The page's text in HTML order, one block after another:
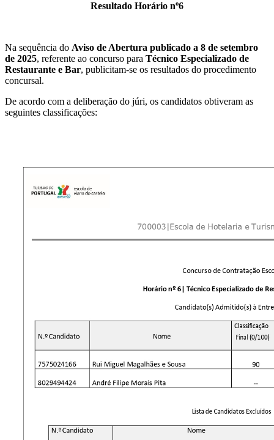
Resultado Horário nº6
Na sequência do Aviso de Abertura publicado a 8 de setembro
de 2025, referente ao concurso para Técnico Especializado de
Restaurante e Bar, publicitam-se os resultados do procedimento
concursal.
De acordo com a deliberação do júri, os candidatos obtiveram as
seguintes classificações: